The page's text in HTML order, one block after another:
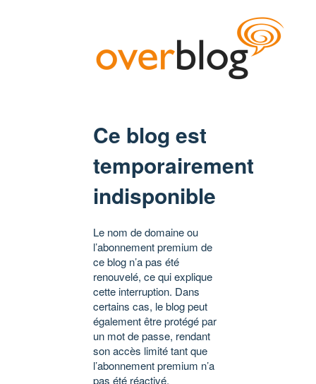
Ce blog est
temporairement
indisponible
Le nom de domaine ou
l’abonnement premium de
ce blog n’a pas été
renouvelé, ce qui explique
cette interruption. Dans
certains cas, le blog peut
également être protégé par
un mot de passe, rendant
son accès limité tant que
l’abonnement premium n’a
pas été réactivé.